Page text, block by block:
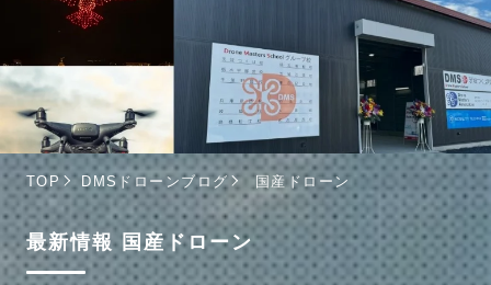
TOP DMSドローンブログ 国産ドローン
最新情報 国産ドローン